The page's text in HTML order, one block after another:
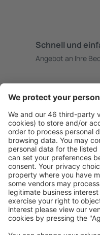
Schnell und
Angebot an Ihre
Buchen ohne
Stornierungsoption.
Mehr sparen
Attraktive Preise
Benutzer.
Unterkünfte, die
Wählen Sie aus über
Hütten, Apartments